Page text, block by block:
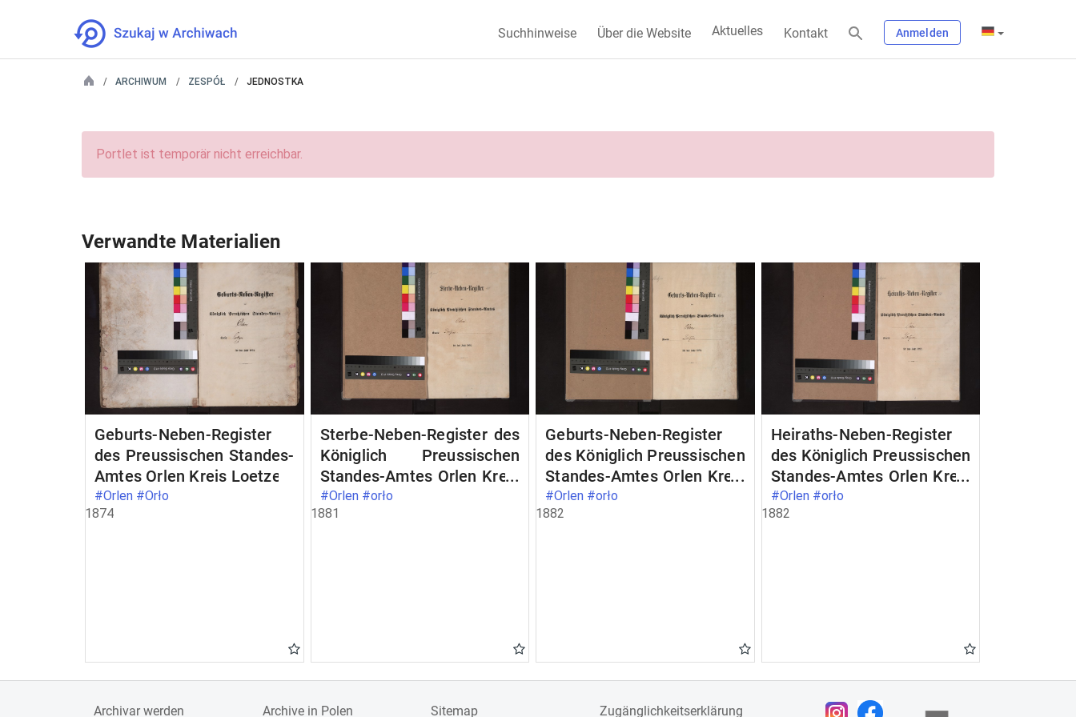
Suchhinweise Über die Website Aktuelles Kontakt Anmelden
ARCHIWUM ZESPÓŁ JEDNOSTKA
Portlet ist temporär nicht erreichbar.
Verwandte Materialien
Geburts-Neben-Register
des Preussischen Standes-
Amtes Orlen Kreis Loetzen
#Orlen #Orło
1874
Sterbe-Neben-Register des
Königlich Preussischen
Standes-Amtes Orlen Kreis
Loetzen
#Orlen #orło
1881
Geburts-Neben-Register
des Königlich Preussischen
Standes-Amtes Orlen Kreis
Loetzen
#Orlen #orło
1882
Heiraths-Neben-Register
des Königlich Preussischen
Standes-Amtes Orlen Kreis
Loetzen
#Orlen #orło
1882
Archivar werden Archive in Polen Sitemap Zugänglichkeitserklärung